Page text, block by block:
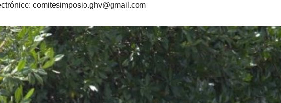
comitesimposio.ghv@gmail.com